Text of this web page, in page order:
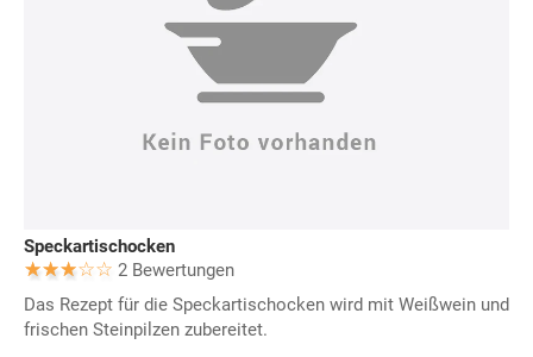
Speckartischocken
2 Bewertungen
Das Rezept für die Speckartischocken wird mit Weißwein und
frischen Steinpilzen zubereitet.